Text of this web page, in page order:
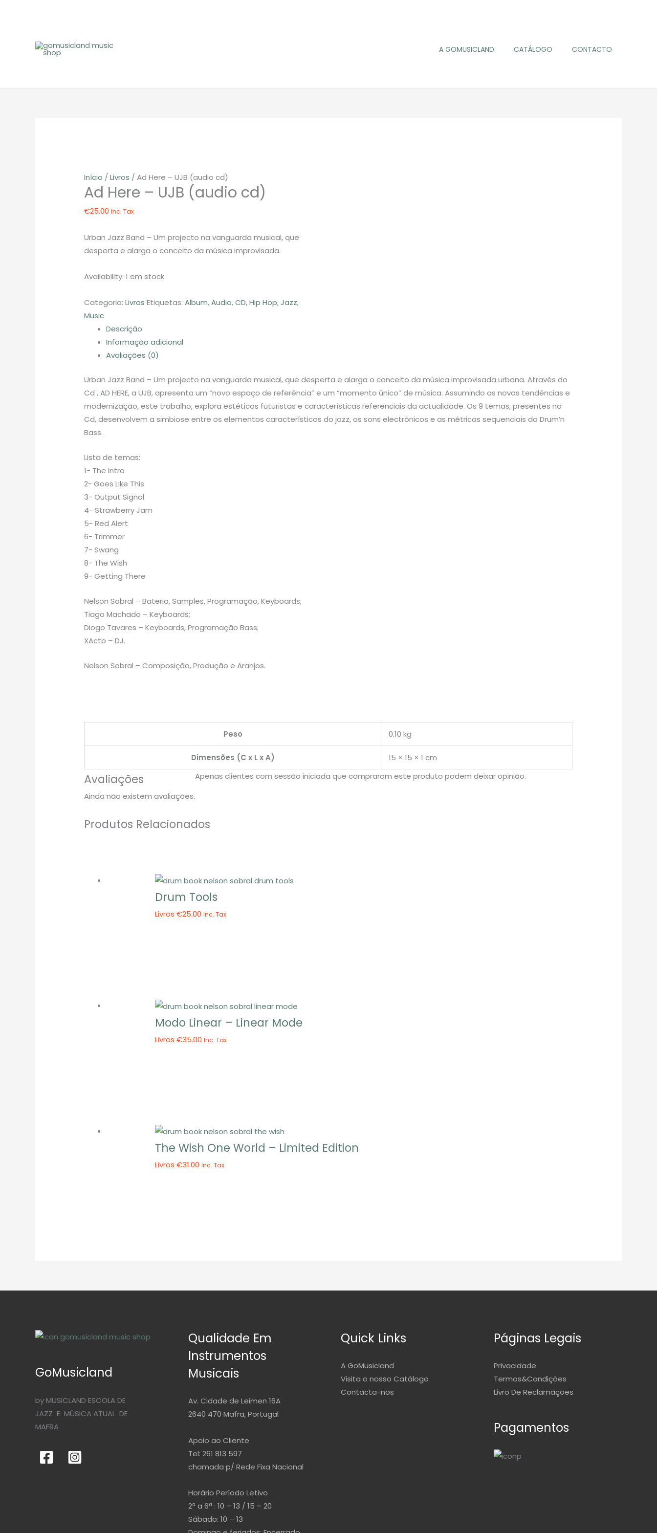
A GOMUSICLAND CATÁLOGO CONTACTO
Início /Livros / Ad Here – UJB (audio cd)
Ad Here – UJB (audio cd)
€25.00 Inc. Tax
Urban Jazz Band – Um projecto na vanguarda musical, que
desperta e alarga o conceito da música improvisada.
Availability: 1 em stock
Categoria:Livros Etiquetas:Album,Audio,CD,Hip Hop,Jazz,
Music
Descrição
Informação adicional
Avaliações (0)
Urban Jazz Band – Um projecto na vanguarda musical, que desperta e alarga o conceito da música improvisada urbana. Através do
Cd , AD HERE, a UJB, apresenta um “novo espaço de referência” e um “momento único” de música. Assumindo as novas tendências e
modernização, este trabalho, explora estéticas futuristas e características referenciais da actualidade. Os 9 temas, presentes no
Cd, desenvolvem a simbiose entre os elementos característicos do jazz, os sons electrónicos e as métricas sequenciais do Drum’n
Bass.
Lista de temas:
1- The Intro
2- Goes Like This
3- Output Signal
4- Strawberry Jam
5- Red Alert
6- Trimmer
7- Swang
8- The Wish
9- Getting There
Nelson Sobral – Bateria, Samples, Programação, Keyboards;
Tiago Machado – Keyboards;
Diogo Tavares – Keyboards, Programação Bass;
XActo – DJ.
Nelson Sobral – Composição, Produção e Aranjos.
Peso 0.10 kg
Dimensões (C x L x A) 15 × 15 × 1 cm
Avaliações
Ainda não existem avaliações.
Apenas clientes com sessão iniciada que compraram este produto podem deixar opinião.
Produtos Relacionados
Drum Tools
Livros€25.00 Inc. Tax
Modo Linear – Linear Mode
Livros€35.00 Inc. Tax
The Wish One World – Limited Edition
Livros€31.00 Inc. Tax
GoMusicland
by MUSICLAND ESCOLA DE
JAZZ E MÚSICA ATUAL DE
MAFRA
Qualidade Em
Instrumentos
Musicais
Av. Cidade de Leimen 16A
2640 470 Mafra, Portugal
Apoio ao Cliente
Tel: 261 813 597
chamada p/ Rede Fixa Nacional
Horário Período Letivo
2ª a 6ª : 10 – 13 / 15 – 20
Sábado: 10 – 13
Quick Links
A GoMusicland
Visita o nosso Catálogo
Contacta-nos
Páginas Legais
Privacidade
Termos&Condições
Livro De Reclamações
Pagamentos